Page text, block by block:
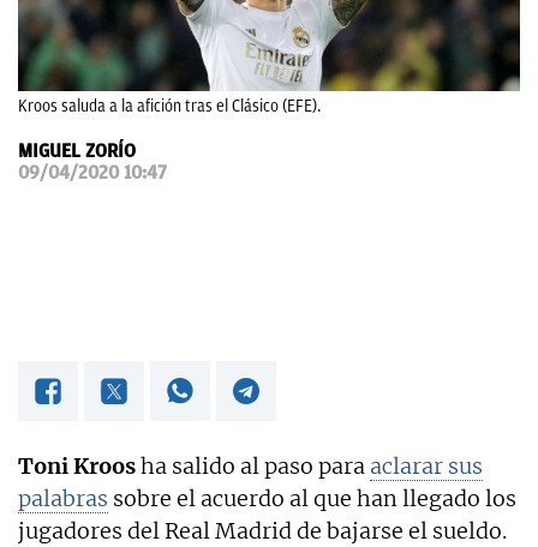
Kroos saluda a la afición tras el Clásico (EFE).
MIGUEL ZORÍO
09/04/2020 10:47
Toni Kroosha salido al paso para aclarar sus
palabras sobre el acuerdo al que han llegado los
jugadores del Real Madrid de bajarse el sueldo.